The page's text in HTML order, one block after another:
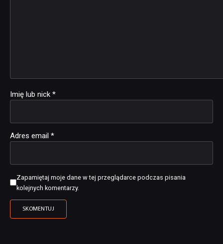
Imię lub nick *
Adres email *
Zapamiętaj moje dane w tej przeglądarce podczas pisania
kolejnych komentarzy.